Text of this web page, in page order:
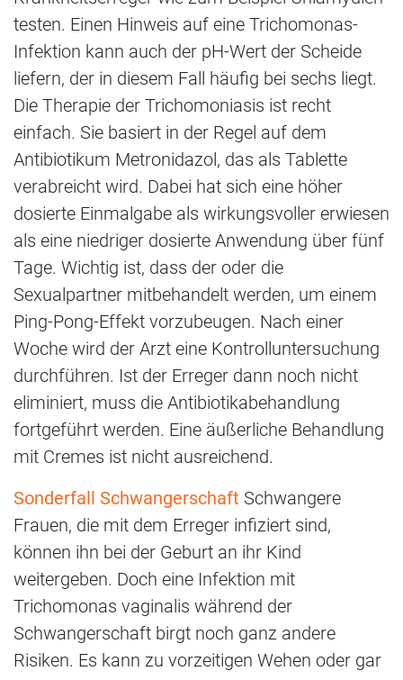
testen. Einen Hinweis auf eine Trichomonas-
Infektion kann auch der pH-Wert der Scheide
liefern, der in diesem Fall häufig bei sechs liegt.
Die Therapie der Trichomoniasis ist recht
einfach. Sie basiert in der Regel auf dem
Antibiotikum Metronidazol, das als Tablette
verabreicht wird. Dabei hat sich eine höher
dosierte Einmalgabe als wirkungsvoller erwiesen
als eine niedriger dosierte Anwendung über fünf
Tage. Wichtig ist, dass der oder die
Sexualpartner mitbehandelt werden, um einem
Ping-Pong-Effekt vorzubeugen. Nach einer
Woche wird der Arzt eine Kontrolluntersuchung
durchführen. Ist der Erreger dann noch nicht
eliminiert, muss die Antibiotikabehandlung
fortgeführt werden. Eine äußerliche Behandlung
mit Cremes ist nicht ausreichend.
Sonderfall Schwangerschaft Schwangere
Frauen, die mit dem Erreger infiziert sind,
können ihn bei der Geburt an ihr Kind
weitergeben. Doch eine Infektion mit
Trichomonas vaginalis während der
Schwangerschaft birgt noch ganz andere
Risiken. Es kann zu vorzeitigen Wehen oder gar